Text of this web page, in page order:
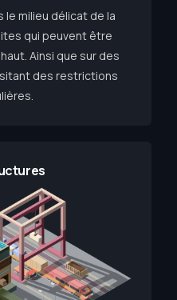
le milieu délicat de la
qui peuvent être
Ainsi que sur des
des restrictions